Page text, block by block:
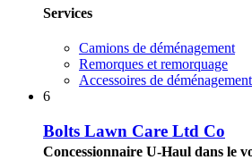
Services
Camions de déménagement
Remorques et remorquage
Accessoires de déménagement
6
Bolts Lawn Care Ltd Co
Concessionnaire U-Haul dans le